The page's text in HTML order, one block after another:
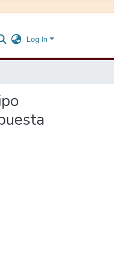
Log In